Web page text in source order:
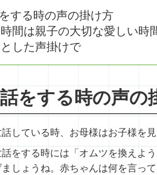
する時の声の掛け方
間は親子の大切な愛しい時
した声掛けで
をする時の声の
している時、お母様はお子様を
をする時には「オムツを換えよ
しょうね。赤ちゃんは何を言っ